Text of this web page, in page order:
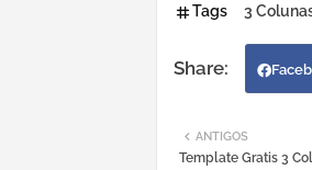
Tags 3
ANTIGOS
Template Gratis 3